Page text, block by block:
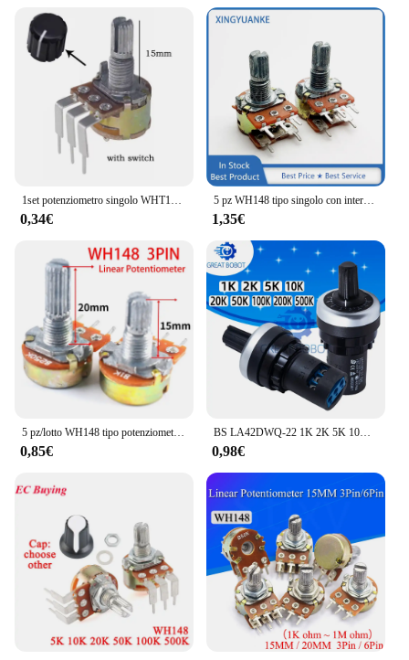
0,34€
5 pz WH148 tipo singolo con interruttore 5-Pin B5K B10K B20K B50K B100K B500K amplificatore potenziometro a Film di carbonio albero fiore 15MM
1,35€
5 pz/lotto WH148 tipo potenziometro singolo con interruttore 3PIN B1K 2K 5K 10K 20K 50K 100K 250K 500K 1M H = 15MM 20MM potenziometro
0,85€
BS LA42DWQ-22 1K 2K 5K 10K 20K 50K 100k 200k 500K 22mm diametro pentole potenziometro rotante interruttore di resistenza per arduino
0,98€